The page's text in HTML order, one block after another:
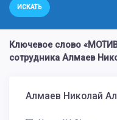
ИСКАТЬ
Ключевое слово
сотрудника Алмаев
Алмаев Николай